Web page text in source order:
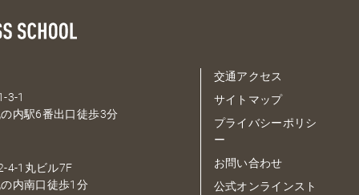
3-1
内駅6番出口徒歩3分
4-1丸ビル7F
内南口徒歩1分
交通アクセス
サイトマップ
プライバシーポリシ
ー
お問い合わせ
公式オンラインスト